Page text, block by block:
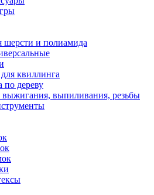
шерсти и полиамида
квиллинга
по дереву
выжигания, выпиливания, резьбы